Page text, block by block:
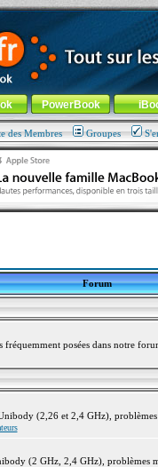
! -Aller au menu de
PowerBook
des Membres Groupes
Forum
fréquemment posées dans notre
(2,26 et 2,4 GHz),
(2 GHz, 2,4 GHz), problèmes